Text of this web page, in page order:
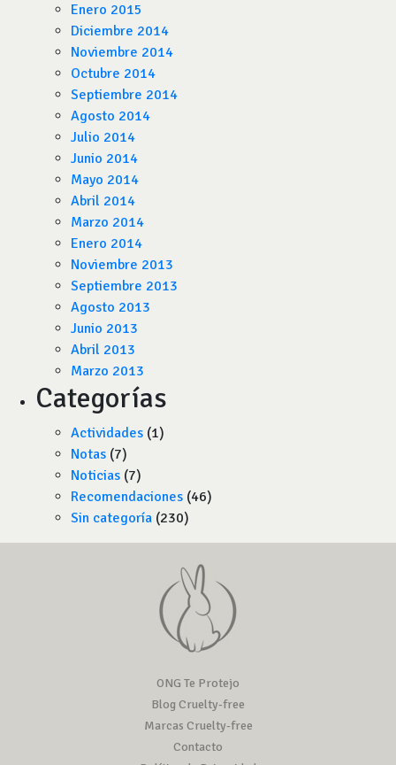
Enero 2015
Diciembre 2014
Noviembre 2014
Octubre 2014
Septiembre 2014
Agosto 2014
Julio 2014
Junio 2014
Mayo 2014
Abril 2014
Marzo 2014
Enero 2014
Noviembre 2013
Septiembre 2013
Agosto 2013
Junio 2013
Abril 2013
Marzo 2013
Categorías
Actividades (1)
Notas (7)
Noticias (7)
Recomendaciones (46)
Sin categoría (230)
ONG Te Protejo
Blog Cruelty-free
Marcas Cruelty-free
Contacto